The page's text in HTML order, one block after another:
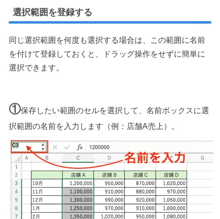
選択範囲を登録する
同じ選択範囲を何度も選択する場合は、この範囲に名前
を付けて登録しておくと、ドラッグ操作をせずに簡単に
選択できます。
①保存したい範囲のセルを選択して、名前ボックスに選
択範囲の名前を入力します（例：店舗A売上）。